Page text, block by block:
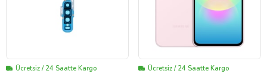
Ücretsiz / 24 Saatte Kargo Ücretsiz / 24 Saatte Kargo